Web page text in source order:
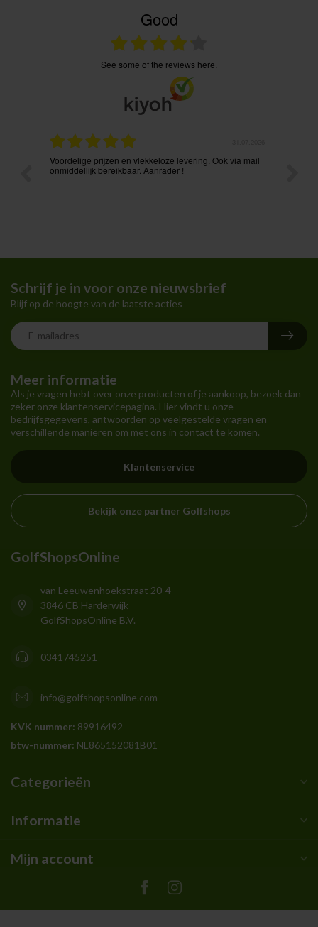
Good
see some of the reviews here.
Voordelige prijzen en vlekkeloze levering. Ook via mail
onmiddellijk bereikbaar. Aanrader !
Meer informatie
Als je vragen hebt over onze producten of je aankoop, bezoek dan
zeker onze klantenservicepagina. Hier vindt u onze
bedrijfsgegevens, antwoorden op veelgestelde vragen en
verschillende manieren om met ons in contact te komen.
Klantenservice
Bekijk onze partner Golfshops
Schrijf je in voor onze nieuwsbrief
Blijf op de hoogte van de laatste acties
GolfShopsOnline
van Leeuwenhoekstraat 20-4
3846 CB Harderwijk
GolfShopsOnline B.V.
0341745251
info@golfshopsonline.com
KVK nummer: 89916492
btw-nummer: NL865152081B01
Categorieën
Informatie
Mijn account